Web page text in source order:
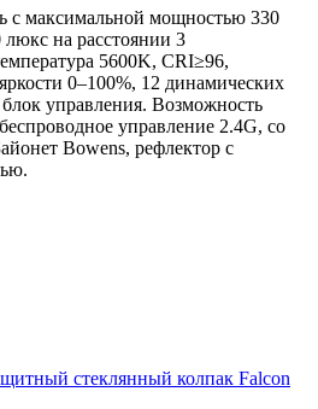
с максимальной мощностью 330
на расстоянии 3
5600K, CRI≥96,
0–100%, 12 динамических
управления. Возможность
управление 2.4G, со
Bowens, рефлектор с